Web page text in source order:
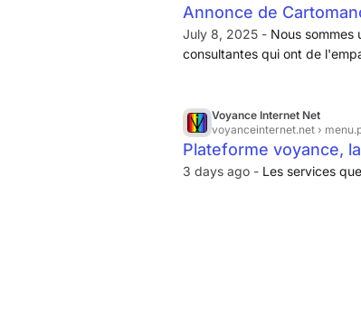
Annonce de
July 8, 2025 - Nous sommes
consultantes qui ont de
Voyance Internet Net
voyanceinternet.net ›
Plateforme voyance,
3 days ago - Les services